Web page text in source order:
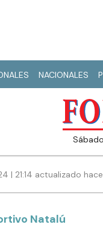
NACIONALES
| 21:14 actualizado
Natalú